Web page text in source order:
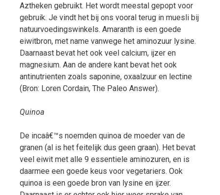
Aztheken gebruikt. Het wordt meestal gepopt voor
gebruik. Je vindt het bij ons vooral terug in muesli bij
natuurvoedingswinkels. Amaranth is een goede
eiwitbron, met name vanwege het aminozuur lysine.
Daarnaast bevat het ook veel calcium, ijzer en
magnesium. Aan de andere kant bevat het ook
antinutrienten zoals saponine, oxaalzuur en lectine
(Bron: Loren Cordain, The Paleo Answer).
Quinoa
De incaâ€™s noemden quinoa de moeder van de
granen (al is het feitelijk dus geen graan). Het bevat
veel eiwit met alle 9 essentiele aminozuren, en is
daarmee een goede keus voor vegetariers. Ook
quinoa is een goede bron van lysine en ijzer.